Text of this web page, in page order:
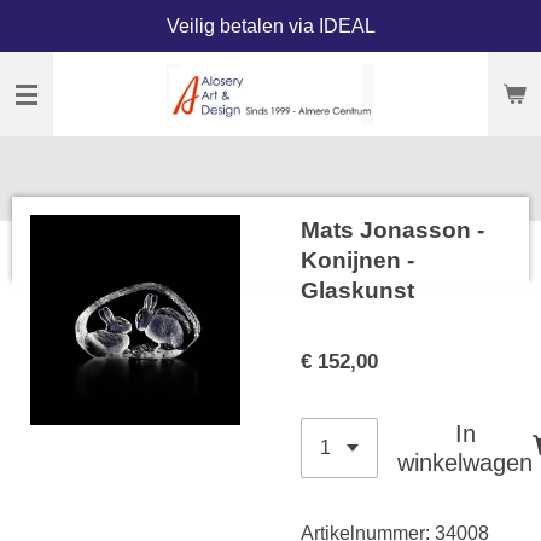
naar
Veilig betalen via IDEAL
Mats Jonasson -
Konijnen -
Glaskunst
€ 152,00
In
winkelwagen
Artikelnummer: 34008